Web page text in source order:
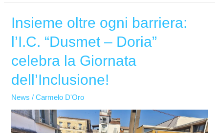
Insieme oltre ogni barriera:
l’I.C. “Dusmet – Doria”
celebra la Giornata
dell’Inclusione!
News /Carmelo D'Oro
Insieme
ogni
barriera:
“Dusmet
–
Doria”
celebra